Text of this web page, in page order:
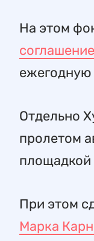
На этом
ежегодную
Отдельно
пролетом
площадкой
При этом
Марка